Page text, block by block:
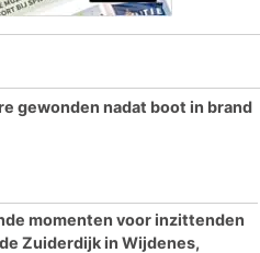
gewonden nadat boot in brand
momenten voor inzittenden
Zuiderdijk in Wijdenes,